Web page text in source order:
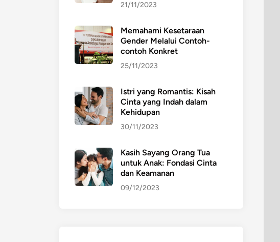
21/11/2023
Memahami Kesetaraan
Gender Melalui Contoh-
contoh Konkret
25/11/2023
Istri yang Romantis: Kisah
Cinta yang Indah dalam
Kehidupan
30/11/2023
Kasih Sayang Orang Tua
untuk Anak: Fondasi Cinta
dan Keamanan
09/12/2023